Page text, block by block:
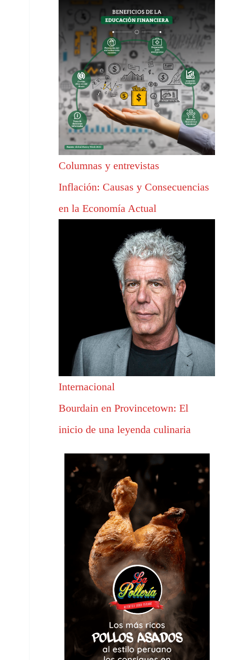
Columnas y entrevistas
Inflación: Causas y Consecuencias
en la Economía Actual
Internacional
Bourdain en Provincetown: El
inicio de una leyenda culinaria